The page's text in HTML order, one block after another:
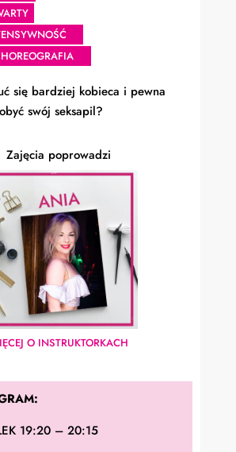
się bardziej kobieca i pewna
swój seksapil?
Zajęcia poprowadzi
O INSTRUKTORKACH
19:20 – 20:15